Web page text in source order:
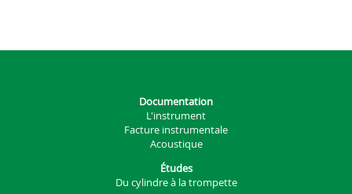
Documentation
L'instrument
Facture instrumentale
Acoustique
Études
Du cylindre à la trompette